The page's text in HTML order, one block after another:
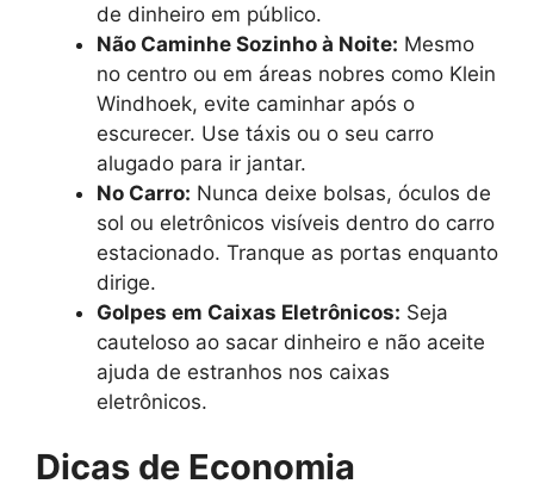
de dinheiro em público.
Não Caminhe Sozinho à Noite: Mesmo
no centro ou em áreas nobres como Klein
Windhoek, evite caminhar após o
escurecer. Use táxis ou o seu carro
alugado para ir jantar.
No Carro: Nunca deixe bolsas, óculos de
sol ou eletrônicos visíveis dentro do carro
estacionado. Tranque as portas enquanto
dirige.
Golpes em Caixas Eletrônicos: Seja
cauteloso ao sacar dinheiro e não aceite
ajuda de estranhos nos caixas
eletrônicos.
Dicas de Economia